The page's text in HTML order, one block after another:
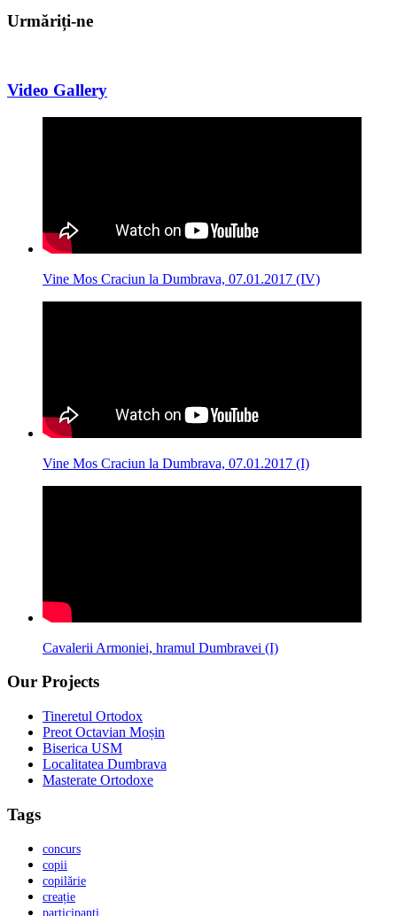
Urmăriți-ne
Video Gallery
Vine Mos Craciun la Dumbrava, 07.01.2017 (IV)
Vine Mos Craciun la Dumbrava, 07.01.2017 (I)
Cavalerii Armoniei, hramul Dumbravei (I)
Our Projects
Tineretul Ortodox
Preot Octavian Moșin
Biserica USM
Localitatea Dumbrava
Masterate Ortodoxe
Tags
concurs
copii
copilărie
creație
participanți